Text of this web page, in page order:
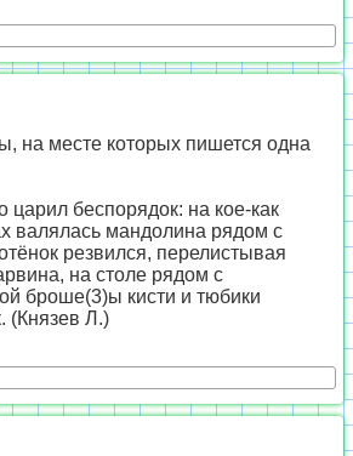
на месте которых пишется одна
царил беспорядок: на кое-как
валялась мандолина рядом с
резвился, перелистывая
на столе рядом с
броше(3)ы кисти и тюбики
(Князев Л.)